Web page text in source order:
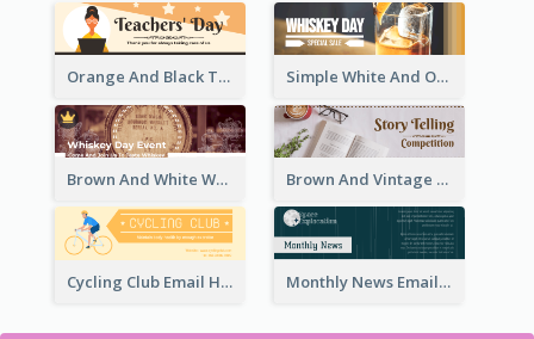
Orange And Black Teachers' Day Celebration Email Header Simple White And Orange Whiskey Day Special Sale Email Header
Brown And White Whiskey Day Event Email Header Brown And Vintage Story Telling Competition Email Header
Cycling Club Email Headers Created With Graphic Of Riders Monthly News Email Header With Details